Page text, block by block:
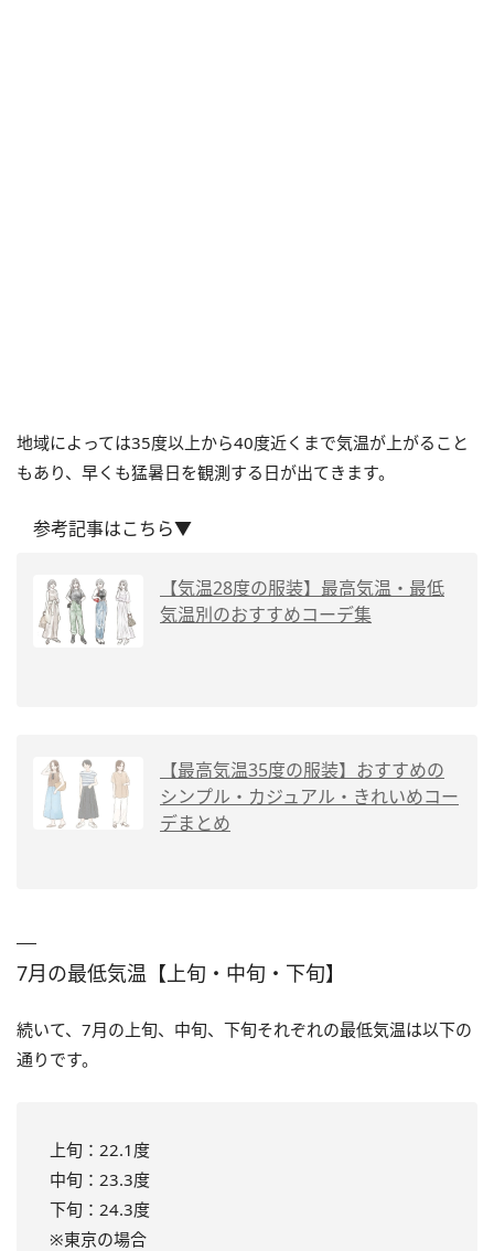
地域によっては35度以上から40度近くまで気温が上がること
もあり、早くも猛暑日を観測する日が出てきます。
参考記事はこちら▼
【気温28度の服装】最高気温・最低
気温別のおすすめコーデ集
【最高気温35度の服装】おすすめの
シンプル・カジュアル・きれいめコー
デまとめ
7月の最低気温【上旬・中旬・下旬】
続いて、7月の上旬、中旬、下旬それぞれの最低気温は以下の
通りです。
上旬：22.1度
中旬：23.3度
下旬：24.3度
※東京の場合